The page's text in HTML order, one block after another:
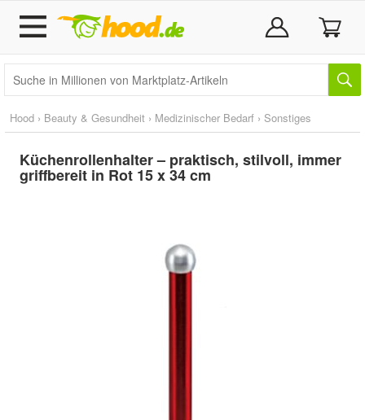
Hood › Beauty & Gesundheit › Medizinischer Bedarf › Sonstiges
Küchenrollenhalter – praktisch, stilvoll, immer
griffbereit in Rot 15 x 34 cm